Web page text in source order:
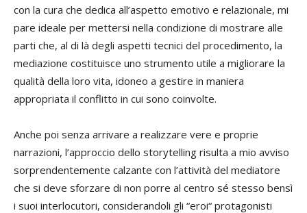
con la cura che dedica all’aspetto emotivo e relazionale, mi
pare ideale per mettersi nella condizione di mostrare alle
parti che, al di là degli aspetti tecnici del procedimento, la
mediazione costituisce uno strumento utile a migliorare la
qualità della loro vita, idoneo a gestire in maniera
appropriata il conflitto in cui sono coinvolte.
Anche poi senza arrivare a realizzare vere e proprie
narrazioni, l’approccio dello storytelling risulta a mio avviso
sorprendentemente calzante con l’attività del mediatore
che si deve sforzare di non porre al centro sé stesso bensì
i suoi interlocutori, considerandoli gli “eroi“ protagonisti